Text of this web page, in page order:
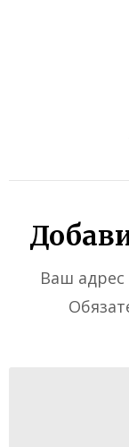
Ваш адрес